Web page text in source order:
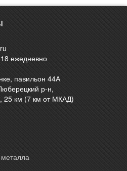
ежедневно
павильон 44А
р-н,
25 км (7 км от МКАД)
металла